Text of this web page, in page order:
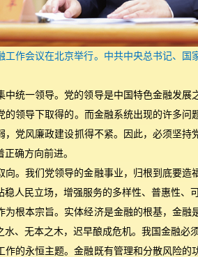
工作会议在北京举行。中共中央总书记、
统一领导。党的领导是中国特色金融发展
领导下取得的。而金融系统出现的许多
，党风廉政建设抓得不紧。因此，必须坚
确方向前进。
向。我们党领导的金融事业，归根到底要
人民立场，增强服务的多样性、普惠性、
为根本宗旨。实体经济是金融的根基，金
、无本之木，迟早酿成危机。我国金融必
作的永恒主题。金融既有管理和分散风险